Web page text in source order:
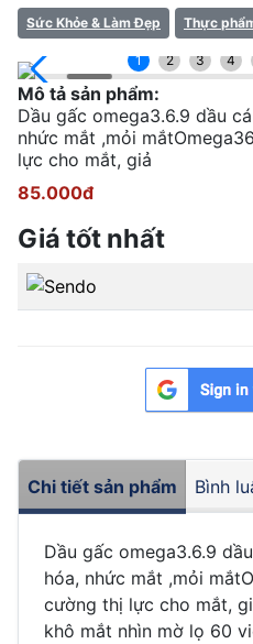
Sức Khỏe & Làm Đẹp Thực
1 2 3 4
Mô tả sản phẩm:
Dầu gấc omega3.6.9 dầu
nhức mắt ,mỏi
lực cho mắt, giả
85.000đ
Giá tốt nhất
Chi tiết sản phẩm Bình
Dầu gấc omega3.6.9
hóa, nhức mắt ,mỏi
cường thị lực cho mắt,
khô mắt nhìn mờ lọ 60